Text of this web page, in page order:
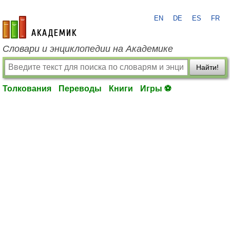
academic.ru
EN DE ES FR
Словари и энциклопедии на Академике
Найти!
Толкования Переводы Книги Игры ⚽